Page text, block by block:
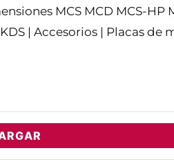
MCS MCD MCS-HP
| Accesorios | Placas de